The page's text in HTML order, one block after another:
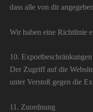
dass alle von dir
Wir haben eine Richtlinie
10.
Der Zugriff auf die
unter Verstoß gegen die
11. Zuordnung